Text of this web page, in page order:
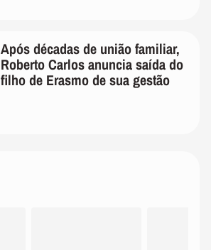
Após décadas de união familiar,
Roberto Carlos anuncia saída do
filho de Erasmo de sua gestão